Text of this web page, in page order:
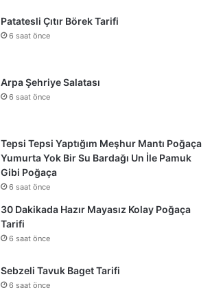
Patatesli Çıtır Börek Tarifi
6 saat önce
Arpa Şehriye Salatası
6 saat önce
Tepsi Tepsi Yaptığım Meşhur Mantı Poğaça
Yumurta Yok Bir Su Bardağı Un İle Pamuk
Gibi Poğaça
6 saat önce
30 Dakikada Hazır Mayasız Kolay Poğaça
Tarifi
6 saat önce
Sebzeli Tavuk Baget Tarifi
6 saat önce